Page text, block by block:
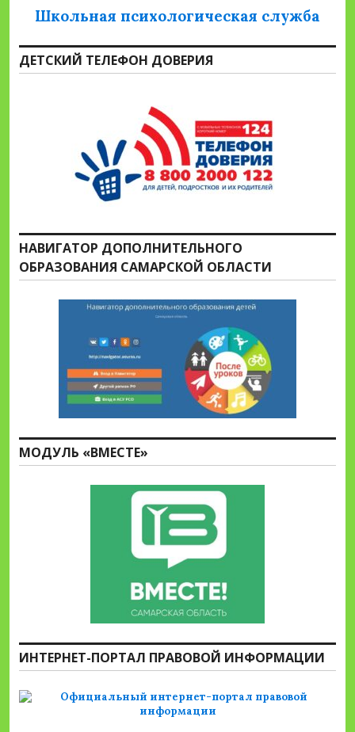
Школьная психологическая служба
ДЕТСКИЙ ТЕЛЕФОН ДОВЕРИЯ
НАВИГАТОР ДОПОЛНИТЕЛЬНОГО
ОБРАЗОВАНИЯ САМАРСКОЙ ОБЛАСТИ
МОДУЛЬ «ВМЕСТЕ»
ИНТЕРНЕТ-ПОРТАЛ ПРАВОВОЙ ИНФОРМАЦИИ